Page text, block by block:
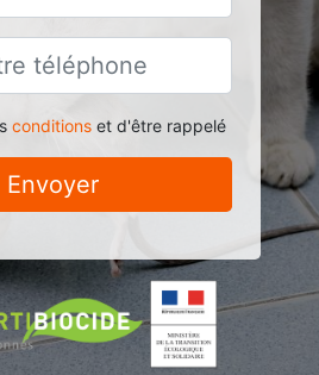
conditionset d'être rappelé
Envoyer